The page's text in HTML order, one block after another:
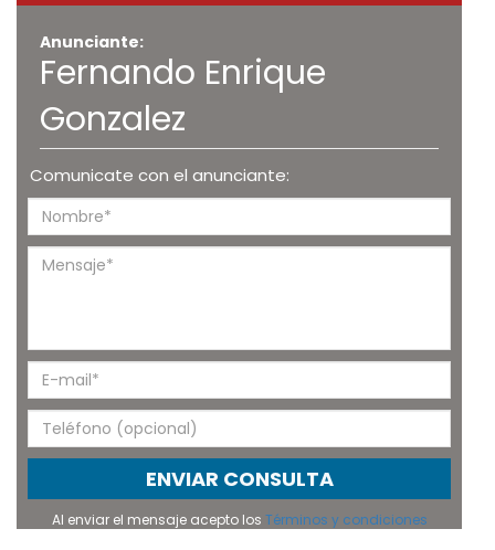
Anunciante:
Fernando Enrique
Gonzalez
Comunicate con el anunciante:
ENVIAR CONSULTA
Al enviar el mensaje acepto los Términos y condiciones